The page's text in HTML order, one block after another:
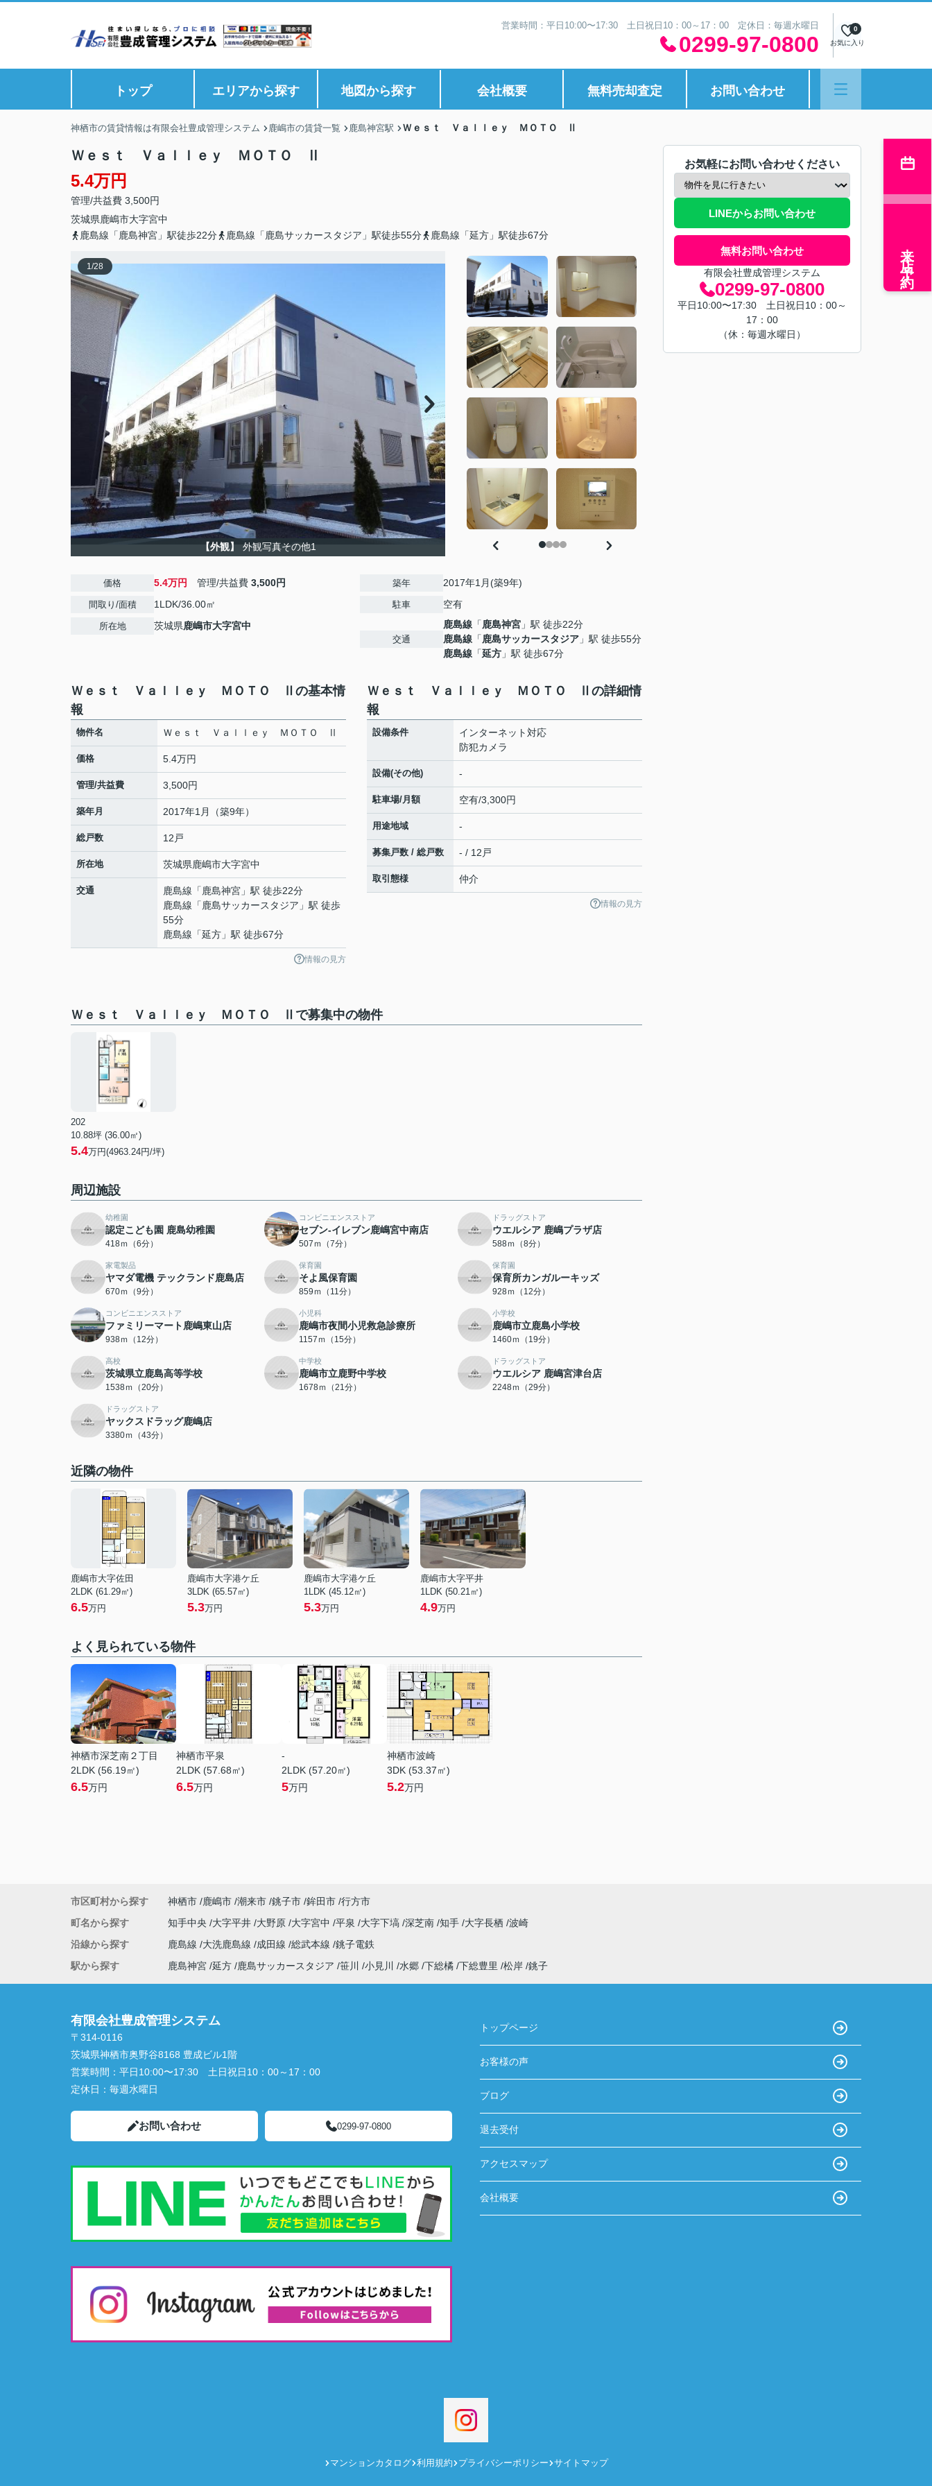
営業時間：平日10:00〜17:30 土日祝日10：00～17：00 定休日：毎週水曜日
0299-97-0800 お気に入り
0
トップ エリアから探す 地図から探す 会社概要 無料売却査定 お問い合わせ
神栖市の賃貸情報は有限会社豊成管理システム 鹿嶋市の賃貸一覧 鹿島神宮駅 Ｗｅｓｔ Ｖａｌｌｅｙ ＭＯＴＯ Ⅱ
Ｗｅｓｔ Ｖａｌｌｅｙ ＭＯＴＯ Ⅱ
5.4万円
管理/共益費 3,500円
茨城県鹿嶋市大字宮中
鹿島線「鹿島神宮」駅徒歩22分
鹿島線「鹿島サッカースタジア」駅徒歩55分 鹿島線「延方」駅徒歩67分
1/28
【外観】 外観写真その他1
価格 5.4万円 管理/共益費 3,500円
間取り/面積 1LDK/36.00㎡
所在地 茨城県鹿嶋市大字宮中
築年 2017年1月(築9年)
駐車 空有
交通
鹿島線 「 鹿島神宮 」駅 徒歩22分
鹿島線 「 鹿島サッカースタジア 」駅 徒歩55分
鹿島線 「延方 」駅 徒歩67分
Ｗｅｓｔ Ｖａｌｌｅｙ ＭＯＴＯ Ⅱの基本情
報
物件名 Ｗｅｓｔ Ｖａｌｌｅｙ ＭＯＴＯ Ⅱ
価格 5.4万円
管理/共益費 3,500円
築年月 2017年1月（築9年）
総戸数 12戸
所在地 茨城県鹿嶋市大字宮中
交通 鹿島線 「 鹿島神宮 」駅 徒歩22分
鹿島線 「 鹿島サッカースタジア 」駅 徒歩
55分
鹿島線 「延方 」駅 徒歩67分
情報の見方
Ｗｅｓｔ Ｖａｌｌｅｙ ＭＯＴＯ Ⅱの詳細情
報
設備条件
インターネット対応
防犯カメラ
設備(その他) -
駐車場/月額 空有/3,300円
用途地域 -
募集戸数 / 総戸数 - / 12戸
取引態様 仲介
情報の見方
Ｗｅｓｔ Ｖａｌｌｅｙ ＭＯＴＯ Ⅱで募集中の物件
202
10.88坪 (36.00㎡)
5.4万円(4963.24円/坪)
周辺施設
幼稚園
認定こども園 鹿島幼稚園
418ｍ（6分）
コンビニエンスストア
セブン-イレブン鹿嶋宮中南店
507ｍ（7分）
ドラッグストア
ウエルシア 鹿嶋プラザ店
588ｍ（8分）
家電製品
ヤマダ電機 テックランド鹿島店
670ｍ（9分）
保育園
そよ風保育園
859ｍ（11分）
保育園
保育所カンガルーキッズ
928ｍ（12分）
コンビニエンスストア
ファミリーマート鹿嶋東山店
938ｍ（12分）
小児科
鹿嶋市夜間小児救急診療所
1157ｍ（15分）
小学校
鹿嶋市立鹿島小学校
1460ｍ（19分）
高校
茨城県立鹿島高等学校
1538ｍ（20分）
中学校
鹿嶋市立鹿野中学校
1678ｍ（21分）
ドラッグストア
ウエルシア 鹿嶋宮津台店
2248ｍ（29分）
ドラッグストア
ヤックスドラッグ鹿嶋店
3380ｍ（43分）
近隣の物件
鹿嶋市大字佐田
2LDK (61.29㎡)
6.5万円
鹿嶋市大字港ケ丘
3LDK (65.57㎡)
5.3万円
鹿嶋市大字港ケ丘
1LDK (45.12㎡)
5.3万円
鹿嶋市大字平井
1LDK (50.21㎡)
4.9万円
よく見られている物件
神栖市深芝南２丁目
2LDK (56.19㎡)
6.5万円
神栖市平泉
2LDK (57.68㎡)
6.5万円
-
2LDK (57.20㎡)
5万円
神栖市波崎
3DK (53.37㎡)
5.2万円
お気軽にお問い合わせください
LINEからお問い合わせ
無料お問い合わせ
有限会社豊成管理システム
0299-97-0800
平日10:00〜17:30 土日祝日10：00～
17：00
（休：毎週水曜日）
来店予約
市区町村から探す 神栖市 鹿嶋市 潮来市 銚子市 鉾田市 行方市
町名から探す
知手中央 大字平井 大野原 大字宮中 平泉 大字下塙 深芝南 知手 大字長栖 波崎
沿線から探す
鹿島線 大洗鹿島線 成田線 総武本線 銚子電鉄
駅から探す
鹿島神宮 延方 鹿島サッカースタジア 笹川 小見川 水郷 下総橘 下総豊里 松岸 銚子
有限会社豊成管理システム
〒314-0116
茨城県神栖市奥野谷8168 豊成ビル1階
営業時間： 平日10:00〜17:30 土日祝日10：00～17：00
定休日： 毎週水曜日
お問い合わせ 0299-97-0800
トップページ
お客様の声
ブログ
退去受付
アクセスマップ
会社概要
マンションカタログ 利用規約 プライバシーポリシー サイトマップ